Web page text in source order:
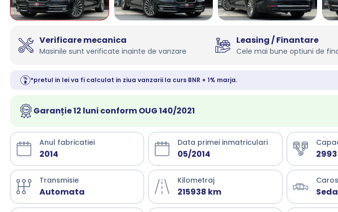
Verificare mecanica
Masinile sunt verificate inainte de vanzare
Leasing / Finantare
Cele mai bune optiuni de
*pretul in lei va fi calculat in ziua vanzarii la curs BNR + 1% marja.
Garanție 12 luni conform OUG 140/2021
Anul fabricatiei
2014
Data primei inmatriculari
05/2014
Transmisie
Automata
Kilometraj
215938 km